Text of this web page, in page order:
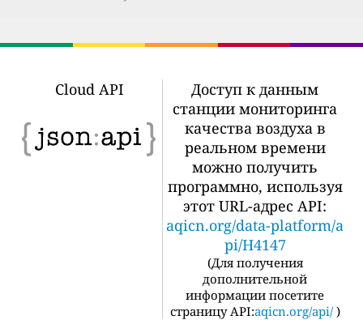
Cloud API
Доступ к данным
станции мониторинга
качества воздуха в
реальном времени
можно получить
программно, используя
этот URL-адрес API:
aqicn.org/data-platform/a
pi/H4147
(Для получения
дополнительной
информации посетите
страницу API:aqicn.org/api/ )